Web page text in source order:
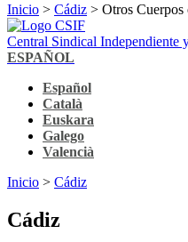
Inicio > Cádiz > Otros Cuerpos
Central Sindical Independiente
ESPAÑOL
Español
Català
Euskara
Galego
Valencià
Inicio > Cádiz
Cádiz